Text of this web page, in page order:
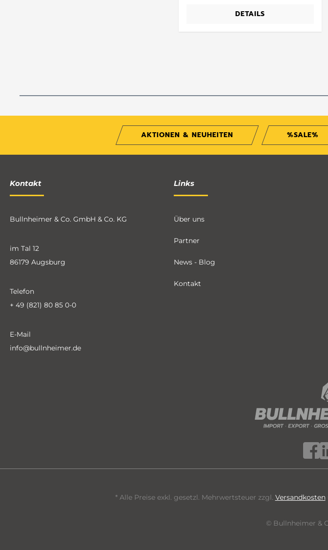
DETAILS
AKTIONEN & NEUHEITEN %SALE%
Kontakt
Bullnheimer & Co. GmbH & Co. KG
im Tal 12
86179 Augsburg
Telefon
+ 49 (821) 80 85 0-0
E-Mail
info@bullnheimer.de
Links
Über uns
Partner
News - Blog
Kontakt
* Alle Preise exkl. gesetzl. Mehrwertsteuer zzgl. Versandkosten
© Bullnheimer &